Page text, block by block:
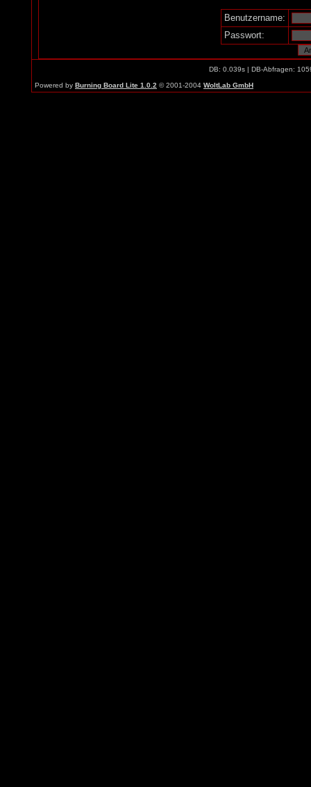
Benutzername:
Passwort:
DB: 0.039s | DB-Abfragen:
Powered by Burning Board Lite 1.0.2 © 2001-2004 WoltLab GmbH